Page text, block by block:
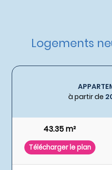
Logements
à partir de
43.35 m²
Télécharger le plan